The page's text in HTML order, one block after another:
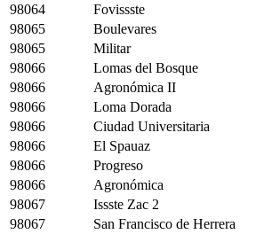
98064
Fovissste
98065
Boulevares
98065
Militar
98066
Lomas del Bosque
98066
Agronómica II
98066
Loma Dorada
98066
Ciudad Universitaria
98066
El Spauaz
98066
Progreso
98066
Agronómica
98067
Issste Zac 2
98067
San Francisco de Herrera